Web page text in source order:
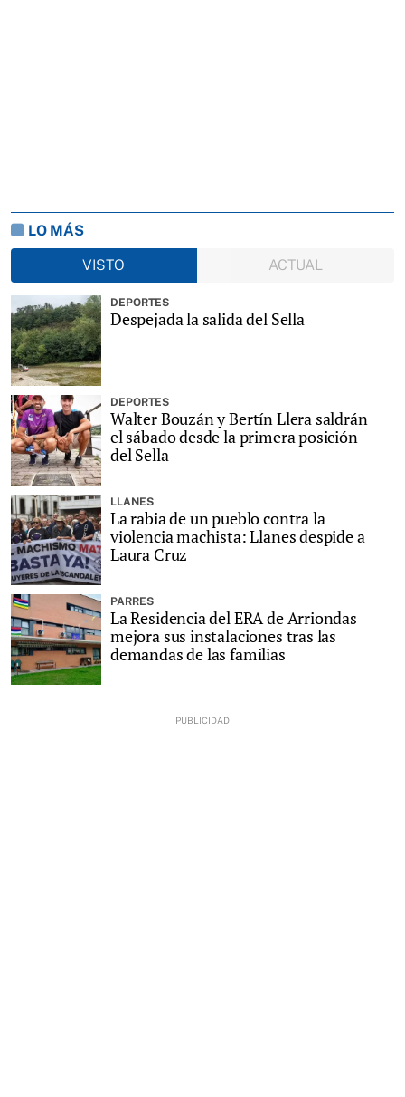
LO MÁS
VISTO
ACTUAL
DEPORTES
Despejada la salida del Sella
DEPORTES
Walter Bouzán y Bertín Llera saldrán
el sábado desde la primera posición
del Sella
LLANES
La rabia de un pueblo contra la
violencia machista: Llanes despide a
Laura Cruz
PARRES
La Residencia del ERA de Arriondas
mejora sus instalaciones tras las
demandas de las familias